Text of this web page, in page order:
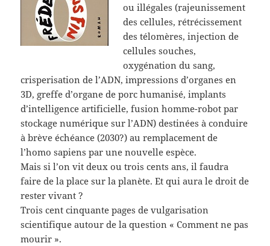
ou illégales (rajeunissement
des cellules, rétrécissement
des télomères, injection de
cellules souches,
oxygénation du sang,
crisperisation de l’ADN, impressions d’organes en
3D, greffe d’organe de porc humanisé, implants
d’intelligence artificielle, fusion homme-robot par
stockage numérique sur l’ADN) destinées à conduire
à brève échéance (2030?) au remplacement de
l’homo sapiens par une nouvelle espèce.
Mais si l’on vit deux ou trois cents ans, il faudra
faire de la place sur la planète. Et qui aura le droit de
rester vivant ?
Trois cent cinquante pages de vulgarisation
scientifique autour de la question « Comment ne pas
mourir ».